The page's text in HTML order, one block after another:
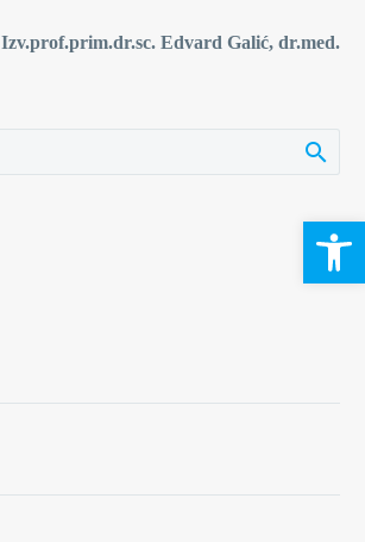
Izv.prof.prim.dr.sc. Edvard Galić, dr.med.